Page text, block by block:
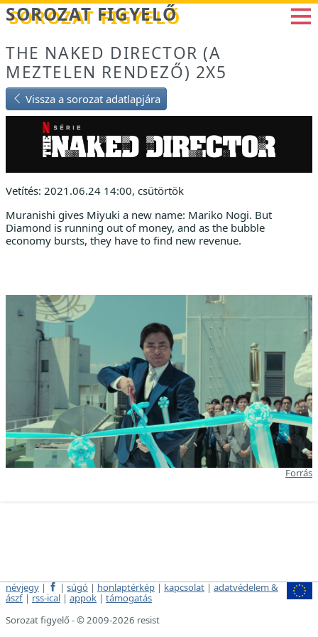
Betöltés...
SOROZAT FIGYELŐ
THE NAKED DIRECTOR (A
MEZTELEN RENDEZŐ) 2X5
Vissza a sorozat adatlapjára
Vetítés: 2021.06.24 14:00, csütörtök
Muranishi gives Miyuki a new name: Mariko Nogi. But
Diamond is running out of money, and as the bubble
economy bursts, they have to find new revenue.
Forrás
névjegy | | súgó | honlaptérkép | kapcsolat | adatvédelem &
ászf | rss-ical | appok | támogatás
Sorozat figyelő - © 2009-2026 resist